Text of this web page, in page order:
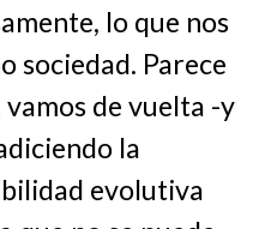
lo que nos
sociedad. Parece
de vuelta -y
la
evolutiva